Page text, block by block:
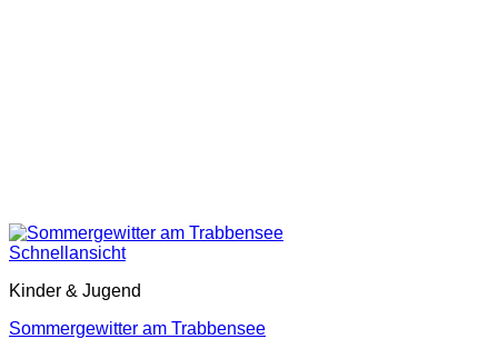
Schnellansicht
Kinder & Jugend
Sommergewitter am Trabbensee